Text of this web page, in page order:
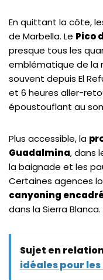
En quittant la côte,
de Marbella. Le Pico
presque tous les
emblématique de la
souvent depuis El
et 6 heures aller-
époustouflant au
Plus accessible, la
Guadalmina, dans
la baignade et les
Certaines agences
canyoning
dans la Sierra Blanca.
Sujet en
idéales pour